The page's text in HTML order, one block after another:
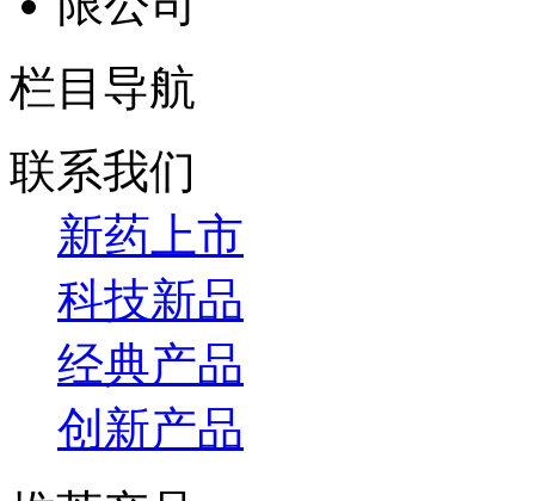
栏目导航
联系我们
新药上市
科技新品
经典产品
创新产品